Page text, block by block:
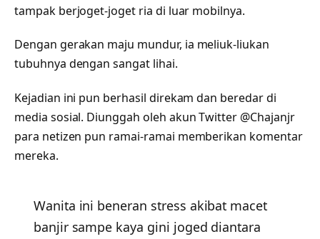
tampak berjoget-joget ria di luar mobilnya.
Dengan gerakan maju mundur, ia meliuk-liukan
tubuhnya dengan sangat lihai.
Kejadian ini pun berhasil direkam dan beredar di
media sosial. Diunggah oleh akun Twitter @Chajanjr
para netizen pun ramai-ramai memberikan komentar
mereka.
Wanita ini beneran stress akibat macet
banjir sampe kaya gini joged diantara